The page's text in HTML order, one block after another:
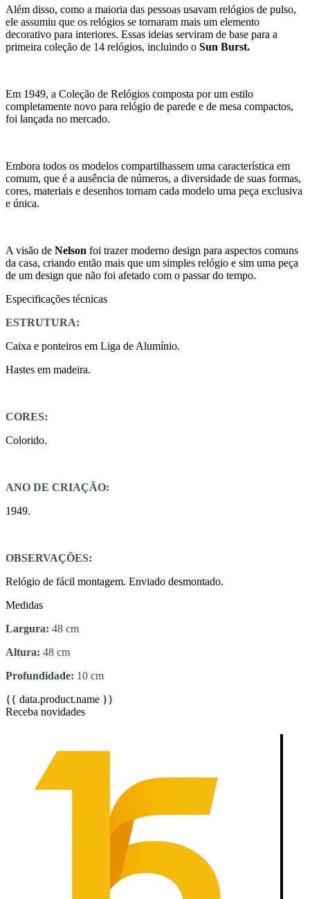
Além disso, como a maioria das pessoas usavam relógios de pulso,
ele assumiu que os relógios se tornaram mais um elemento
decorativo para interiores. Essas ideias serviram de base para a
primeira coleção de 14 relógios, incluindo o Sun Burst.
Em 1949, a Coleção de Relógios composta por um estilo
completamente novo para relógio de parede e de mesa compactos,
foi lançada no mercado.
Embora todos os modelos compartilhassem uma característica em
comum, que é a ausência de números, a diversidade de suas formas,
cores, materiais e desenhos tornam cada modelo uma peça exclusiva
e única.
A visão de Nelson foi trazer moderno design para aspectos comuns
da casa, criando então mais que um simples relógio e sim uma peça
de um design que não foi afetado com o passar do tempo.
Especificações técnicas
ESTRUTURA:
Caixa e ponteiros em Liga de Alumínio.
Hastes em madeira.
CORES:
Colorido.
ANO DE CRIAÇÃO:
1949.
OBSERVAÇÕES:
Relógio de fácil montagem. Enviado desmontado.
Medidas
Largura: 48 cm
Altura: 48 cm
Profundidade: 10 cm
{{ data.product.name }}
Receba novidades